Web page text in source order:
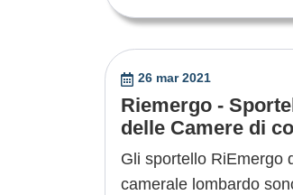
26 mar 2021
Riemergo -
delle Camere di
Gli sportello RiEmergo
camerale lombardo